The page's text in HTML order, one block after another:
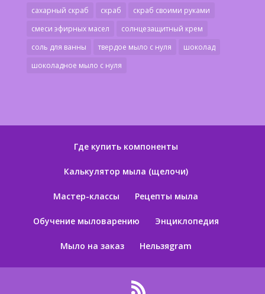
сахарный скраб
скраб
скраб своими руками
смеси эфирных масел
солнцезащитный крем
соль для ванны
твердое мыло с нуля
шоколад
шоколадное мыло с нуля
Где купить компоненты
Калькулятор мыла (щелочи)
Мастер-классы Рецепты мыла
Обучение мыловарению Энциклопедия
Мыло на заказ Нельзяgram